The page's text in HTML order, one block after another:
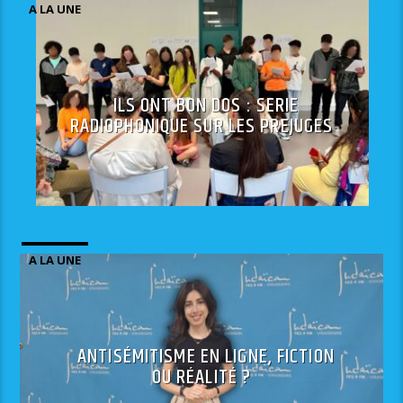
A LA UNE
ILS ONT BON DOS : SERIE
RADIOPHONIQUE SUR LES PREJUGES
A LA UNE
ANTISÉMITISME EN LIGNE, FICTION
OU RÉALITÉ ?